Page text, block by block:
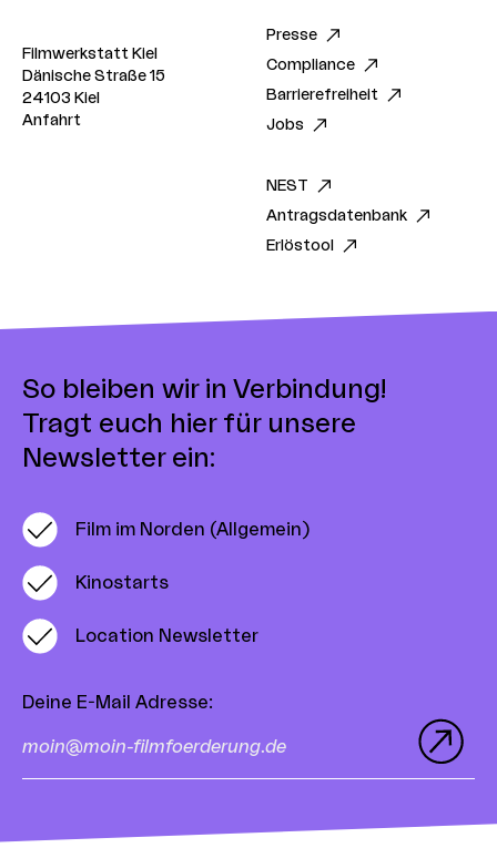
So bleiben wir in Verbindung!
Tragt euch hier für unsere
Newsletter ein:
Film im Norden (Allgemein)
Kinostarts
Location Newsletter
Deine E-Mail Adresse:
Filmwerkstatt Kiel
Dänische Straße 15
24103 Kiel
Anfahrt
Presse
Compliance
Barrierefreiheit
Jobs
NEST
Antragsdatenbank
Erlöstool